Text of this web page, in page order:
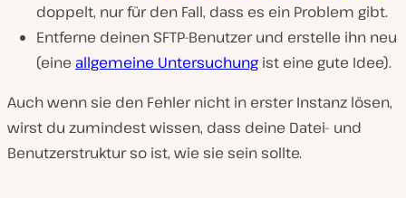
doppelt, nur für den Fall, dass es ein Problem gibt.
Entferne deinen SFTP-Benutzer und erstelle ihn neu
(eine allgemeine Untersuchung ist eine gute Idee).
Auch wenn sie den Fehler nicht in erster Instanz lösen,
wirst du zumindest wissen, dass deine Datei- und
Benutzerstruktur so ist, wie sie sein sollte.